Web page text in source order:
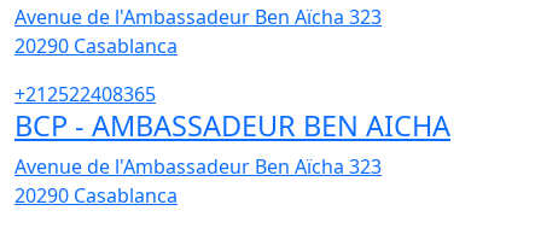
Avenue de l'Ambassadeur Ben Aïcha 323
20290 Casablanca
+212522408365
BCP - AMBASSADEUR BEN AICHA
Avenue de l'Ambassadeur Ben Aïcha 323
20290 Casablanca